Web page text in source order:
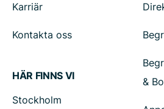
Karriär
Kontakta oss
HÄR FINNS VI
Stockholm
&